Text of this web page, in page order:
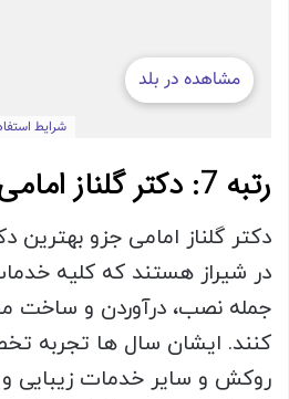
رتبه 7: دکتر گلناز امامی
دکتر گلناز امامی جزو
در شیراز هستند که کلیه
جمله نصب، درآوردن و ساخت
کنند. ایشان سال ها تجربه
روکش و سایر خدمات زیبایی و